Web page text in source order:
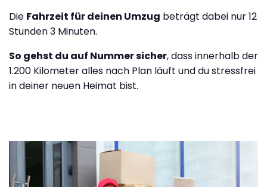
Die Fahrzeit für deinen Umzug beträgt dabei nur 12
Stunden 3 Minuten.
So gehst du auf Nummer sicher, dass innerhalb der
1.200 Kilometer alles nach Plan läuft und du stressfrei
in deiner neuen Heimat bist.